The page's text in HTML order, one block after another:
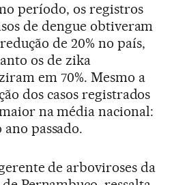
período, os registros
de dengue obtiveram
de 20% no país,
os de zika
em 70%. Mesmo a
dos casos registrados
na média nacional:
ano passado.
de arboviroses da